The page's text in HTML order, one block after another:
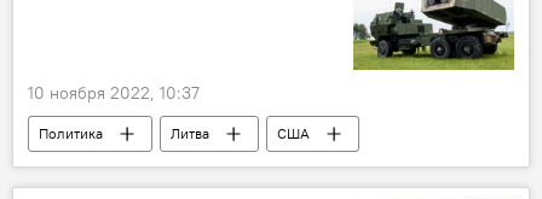
10 ноября 2022, 10:37
Политика Литва
США
вооружение